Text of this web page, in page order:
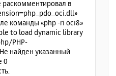
в
команды «php -ri oci8»
to load dynamic library
PHP-
найден указанный
0